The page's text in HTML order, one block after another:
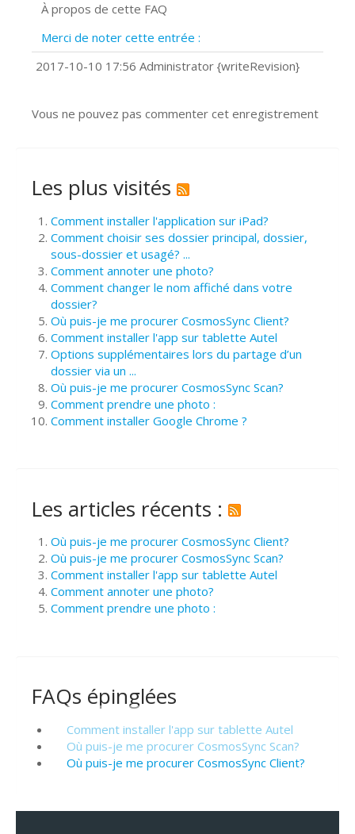
Prise de vue 360°
?
Comment installer Google Chrome ?
À propos de cette FAQ
Merci de noter cette entrée :
2017-10-10 17:56 Administrator {writeRevision}
Vous ne pouvez pas commenter cet enregistrement
Les plus visités
Comment installer l'application sur iPad?
Comment choisir ses dossier principal, dossier,
sous-dossier et usagé? ...
Comment annoter une photo?
Comment changer le nom affiché dans votre
dossier?
Où puis-je me procurer CosmosSync Client?
Comment installer l'app sur tablette Autel
Options supplémentaires lors du partage d’un
dossier via un ...
Où puis-je me procurer CosmosSync Scan?
Comment prendre une photo :
Comment installer Google Chrome ?
Les articles récents :
Où puis-je me procurer CosmosSync Client?
Où puis-je me procurer CosmosSync Scan?
Comment installer l'app sur tablette Autel
Comment annoter une photo?
Comment prendre une photo :
FAQs épinglées
Comment installer l'app sur tablette Autel
Où puis-je me procurer CosmosSync Scan?
Où puis-je me procurer CosmosSync Client?